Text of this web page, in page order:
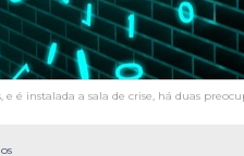
é instalada a sala de crise, há duas